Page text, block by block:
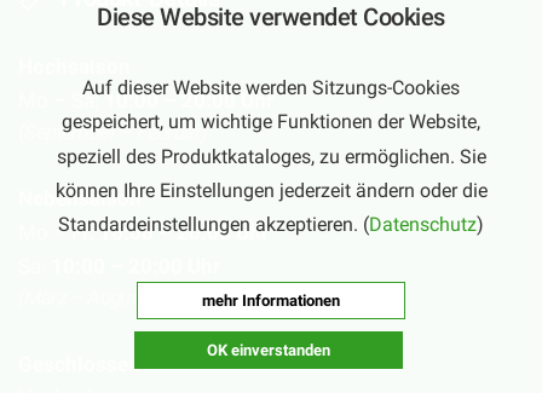
Mo – Sa:10:00 – 20:00 Uhr
(September – Februar)
Nebensaison
Mo – Fr:16:00 – 20:00 Uhr
Geschlossen
Diese Website verwendet Cookies
Auf dieser Website werden Sitzungs-Cookies
gespeichert, um wichtige Funktionen der Website,
speziell des Produktkataloges, zu ermöglichen. Sie
können Ihre Einstellungen jederzeit ändern oder die
Standardeinstellungen akzeptieren. (Datenschutz)
mehr Informationen
OK einverstanden